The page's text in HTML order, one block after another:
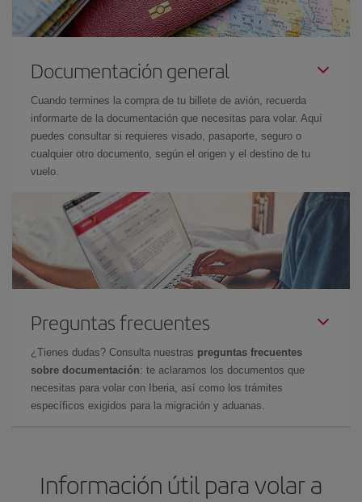
Documentación general
Cuando termines la compra de tu billete de avión, recuerda
informarte de la documentación que necesitas para volar. Aquí
puedes consultar si requieres visado, pasaporte, seguro o
cualquier otro documento, según el origen y el destino de tu
vuelo.
Preguntas frecuentes
¿Tienes dudas? Consulta nuestras preguntas frecuentes
sobre documentación: te aclaramos los documentos que
necesitas para volar con Iberia, así como los trámites
específicos exigidos para la migración y aduanas.
Información útil para volar a